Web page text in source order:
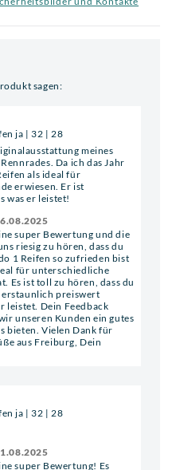
sagen:
ja | 32 | 28
meines
Da ich das Jahr
als ideal für
erwiesen. Er ist
was er leistet!
super Bewertung und die
riesig zu hören, dass du
1 Reifen so zufrieden bist
für unterschiedliche
Es ist toll zu hören, dass du
erstaunlich preiswert
leistet. Dein Feedback
unseren Kunden ein gutes
bieten. Vielen Dank für
aus Freiburg, Dein
ja | 32 | 28
super Bewertung! Es